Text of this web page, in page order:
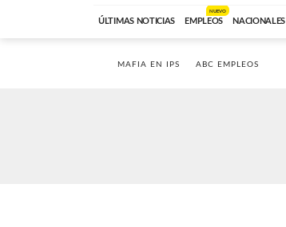
ÚLTIMAS NOTICIAS EMPLEOS
NUEVO
NACIONALES
MAFIA EN IPS ABC EMPLEOS